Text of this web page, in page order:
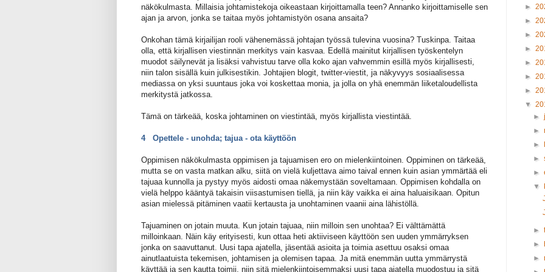
näkökulmasta. Millaisia johtamistekoja oikeastaan kirjoittamalla teen? Annanko kirjoittamiselle sen
ajan ja arvon, jonka se taitaa myös johtamistyön osana ansaita?
Onkohan tämä kirjailijan rooli vähenemässä johtajan työssä tulevina vuosina? Tuskinpa. Taitaa
olla, että kirjallisen viestinnän merkitys vain kasvaa. Edellä mainitut kirjallisen työskentelyn
muodot säilynevät ja lisäksi vahvistuu tarve olla koko ajan vahvemmin esillä myös kirjallisesti,
niin talon sisällä kuin julkisestikin. Johtajien blogit, twitter-viestit, ja näkyvyys sosiaalisessa
mediassa on yksi suuntaus joka voi koskettaa monia, ja jolla on yhä enemmän liiketaloudellista
merkitystä jatkossa.
Tämä on tärkeää, koska johtaminen on viestintää, myös kirjallista viestintää.
4 Opettele - unohda; tajua - ota käyttöön
Oppimisen näkökulmasta oppimisen ja tajuamisen ero on mielenkiintoinen. Oppiminen on tärkeää,
mutta se on vasta matkan alku, siitä on vielä kuljettava aimo taival ennen kuin asian ymmärtää eli
tajuaa kunnolla ja pystyy myös aidosti omaa näkemystään soveltamaan. Oppimisen kohdalla on
vielä helppo kääntyä takaisin viisastumisen tiellä, ja niin käy vaikka ei aina haluaisikaan. Opitun
asian mielessä pitäminen vaatii kertausta ja unohtaminen vaanii aina lähistöllä.
Tajuaminen on jotain muuta. Kun jotain tajuaa, niin milloin sen unohtaa? Ei välttämättä
milloinkaan. Näin käy erityisesti, kun ottaa heti aktiiviseen käyttöön sen uuden ymmärryksen
jonka on saavuttanut. Uusi tapa ajatella, jäsentää asioita ja toimia asettuu osaksi omaa
ainutlaatuista tekemisen, johtamisen ja olemisen tapaa. Ja mitä enemmän uutta ymmärrystä
käyttää ja sen kautta toimii, niin sitä mielenkiintoisemmaksi uusi tapa ajatella muodostuu ja sitä
►
►
►
►
►
►
►
▼
►
►
►
►
►
▼
►
►
►